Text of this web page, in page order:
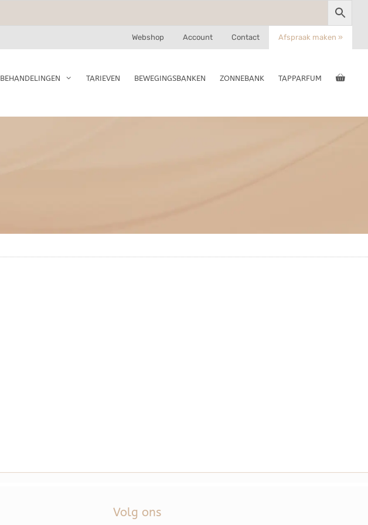
Webshop Account Contact Afspraak maken »
BEHANDELINGEN TARIEVEN BEWEGINGSBANKEN ZONNEBANK TAPPARFUM
Volg ons